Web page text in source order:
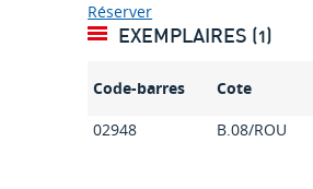
Réserver
EXEMPLAIRES (1)
Code-barres Cote
02948
B.08/ROU